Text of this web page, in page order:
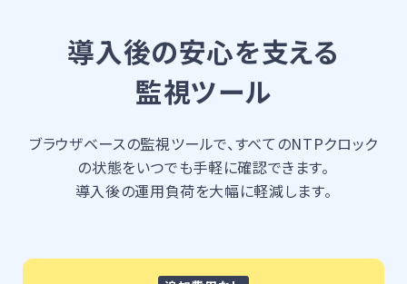
導入後の安心を支える
監視ツール
ブラウザベースの監視ツールで、すべてのNTPクロック
の状態をいつでも手軽に確認できます。
導入後の運用負荷を大幅に軽減します。